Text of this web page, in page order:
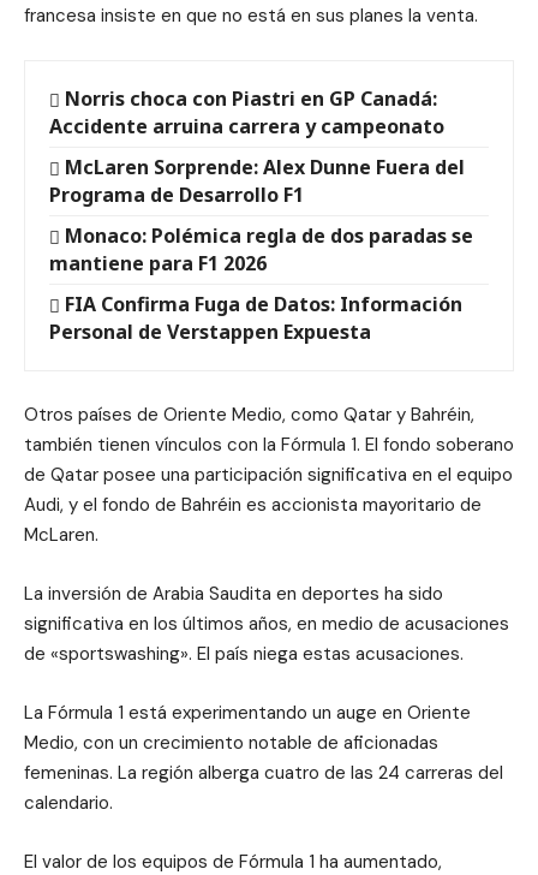
francesa insiste en que no está en sus planes la venta.
Norris choca con Piastri en GP Canadá:
Accidente arruina carrera y campeonato
McLaren Sorprende: Alex Dunne Fuera del
Programa de Desarrollo F1
Monaco: Polémica regla de dos paradas se
mantiene para F1 2026
FIA Confirma Fuga de Datos: Información
Personal de Verstappen Expuesta
Otros países de Oriente Medio, como Qatar y Bahréin,
también tienen vínculos con la Fórmula 1. El fondo soberano
de Qatar posee una participación significativa en el equipo
Audi, y el fondo de Bahréin es accionista mayoritario de
McLaren.
La inversión de Arabia Saudita en deportes ha sido
significativa en los últimos años, en medio de acusaciones
de «sportswashing». El país niega estas acusaciones.
La Fórmula 1 está experimentando un auge en Oriente
Medio, con un crecimiento notable de aficionadas
femeninas. La región alberga cuatro de las 24 carreras del
calendario.
El valor de los equipos de Fórmula 1 ha aumentado,